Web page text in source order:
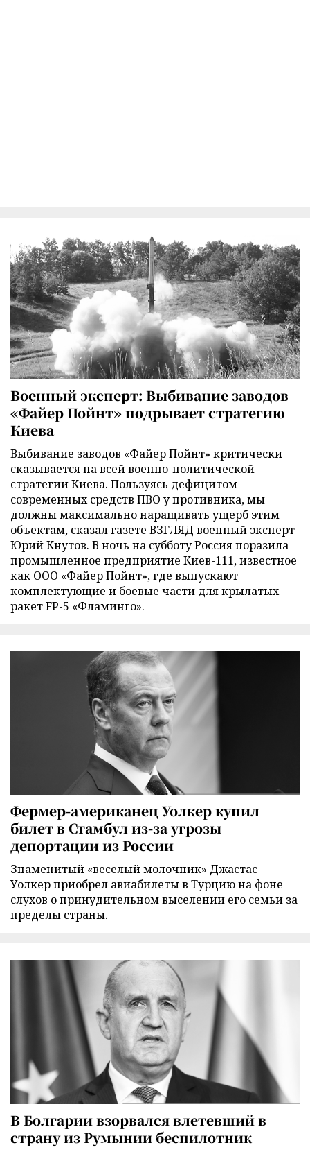
Военный эксперт: Выбивание заводов
«Файер Пойнт» подрывает стратегию
Киева
Выбивание заводов «Файер Пойнт» критически
сказывается на всей военно-политической
стратегии Киева. Пользуясь дефицитом
современных средств ПВО у противника, мы
должны максимально наращивать ущерб этим
объектам, сказал газете ВЗГЛЯД военный эксперт
Юрий Кнутов. В ночь на субботу Россия поразила
промышленное предприятие Киев-111, известное
как ООО «Файер Пойнт», где выпускают
комплектующие и боевые части для крылатых
ракет FP-5 «Фламинго».
Фермер-американец Уолкер купил
билет в Стамбул из-за угрозы
депортации из России
Знаменитый «веселый молочник» Джастас
Уолкер приобрел авиабилеты в Турцию на фоне
слухов о принудительном выселении его семьи за
пределы страны.
В Болгарии взорвался влетевший в
страну из Румынии беспилотник